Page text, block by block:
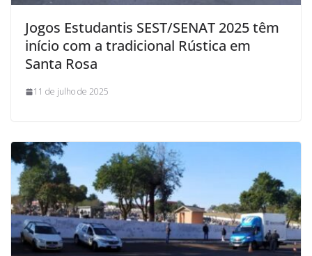
Jogos Estudantis SEST/SENAT 2025 têm
início com a tradicional Rústica em
Santa Rosa
11 de julho de 2025